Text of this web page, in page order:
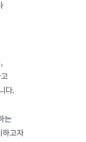
다.
는
하고자